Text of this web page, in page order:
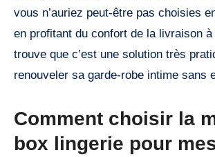
vous n’auriez peut-être pas choisies
en profitant du confort de la livraison
trouve que c’est une solution très
renouveler sa garde-robe intime sans
Comment choisir la
box lingerie pour